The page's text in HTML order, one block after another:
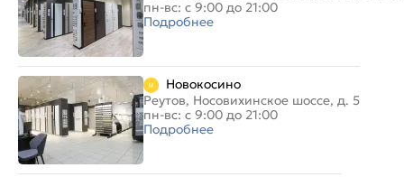
пн-вс: с 9:00 до 21:00
Подробнее
Новокосино
Реутов, Носовихинское шоссе, д. 5
пн-вс: с 9:00 до 21:00
Подробнее